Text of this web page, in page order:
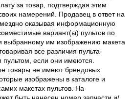
за товар, подтверждая этим
намерений. Продавец в ответ на
оказывая информационную
вариант(ы) пультов по
выбранному им изображению макета
все различия пульта-
если они имеются.
товары не имеют брендовых
изображены в каталоге и
макетах пультов. На
быть нанесен номер запчасти и/